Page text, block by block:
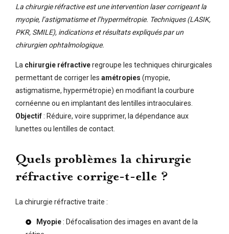
La chirurgie réfractive est une intervention laser corrigeant la
myopie, l’astigmatisme et l’hypermétropie. Techniques (LASIK,
PKR, SMILE), indications et résultats expliqués par un
chirurgien ophtalmologique.
La chirurgie réfractiveregroupe les techniques chirurgicales
permettant de corriger les amétropies (myopie,
astigmatisme, hypermétropie) en modifiant la courbure
cornéenne ou en implantant des lentilles intraoculaires.
Objectif: Réduire, voire supprimer, la dépendance aux
lunettes ou lentilles de contact.
Quels problèmes la chirurgie
réfractive corrige-t-elle ?
La chirurgie réfractive traite :
Myopie: Défocalisation des images en avant de la